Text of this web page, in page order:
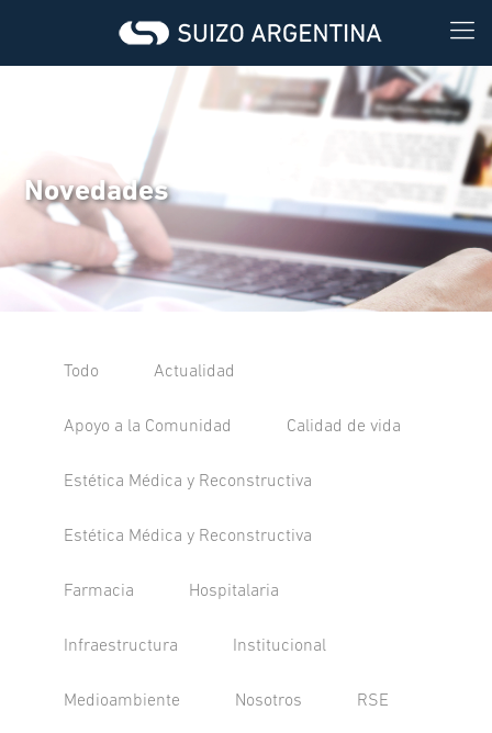
Novedades
Todo Actualidad
Apoyo a la Comunidad Calidad de vida
Estética Médica y Reconstructiva
Estética Médica y Reconstructiva
Farmacia Hospitalaria
Infraestructura Institucional
Medioambiente Nosotros RSE